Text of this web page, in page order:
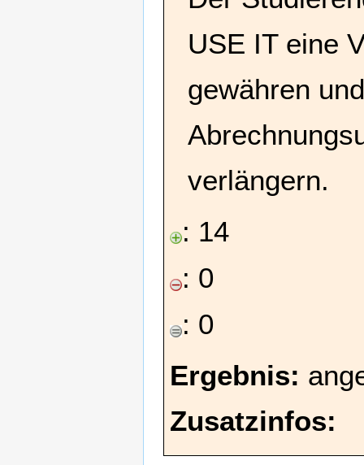
USE IT eine
gewähren
verlängern.
: 14
: 0
: 0
Ergebnis:
Zusatzinfos: